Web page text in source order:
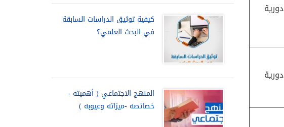
دورية
دورية
كيفية توثيق الدراسات السابقة
في البحث العلمي؟
المنهج الاجتماعي ( أهميته -
خصائصه -ميزاته وعيوبه )